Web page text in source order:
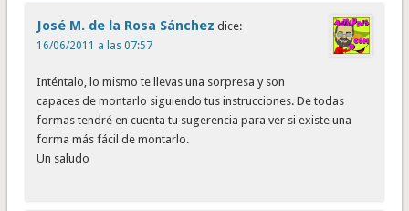
José M. de la Rosa Sánchez dice:
16/06/2011 a las 07:57
Inténtalo, lo mismo te llevas una sorpresa y son
capaces de montarlo siguiendo tus instrucciones. De todas
formas tendré en cuenta tu sugerencia para ver si existe una
forma más fácil de montarlo.
Un saludo